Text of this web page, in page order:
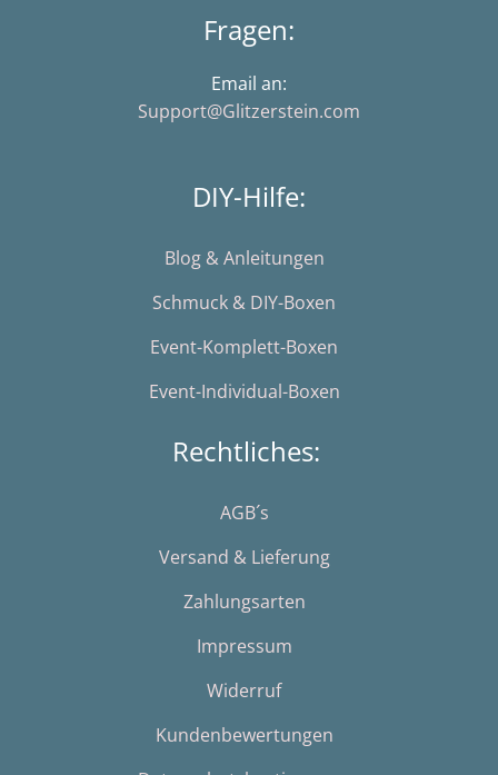
Fragen:
Email an:
Support@Glitzerstein.com
DIY-Hilfe:
Blog & Anleitungen
Schmuck & DIY-Boxen
Event-Komplett-Boxen
Event-Individual-Boxen
Rechtliches:
AGB´s
Versand & Lieferung
Zahlungsarten
Impressum
Widerruf
Kundenbewertungen